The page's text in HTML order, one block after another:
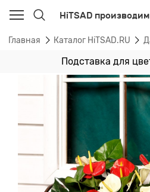
HiTSAD
Главная Каталог HiTSAD.RU
Подставка для